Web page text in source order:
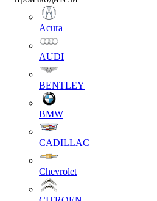
Acura
AUDI
BENTLEY
BMW
CADILLAC
Chevrolet